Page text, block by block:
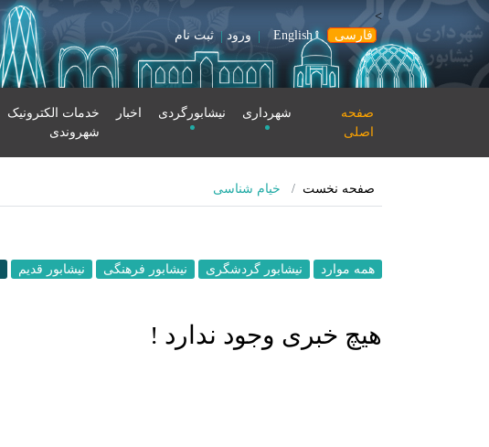
>
فارسی
English ورود ثبت نام
صفحه
اصلی
شهرداری نیشابورگردی اخبار
خدمات الکترونیک
شهروندی
صفحه نخست خیام شناسی
همه موارد نیشابور گردشگری نیشابور فرهنگی نیشابور قدیم
هیچ خبری وجود ندارد !